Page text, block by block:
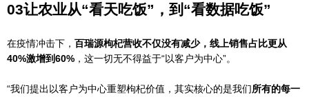
03让农业从“看天吃饭”，到“看数据吃饭”
在疫情冲击下， 百瑞源枸杞营收不仅没有减少，线上销售占比更从
40%激增到60% ，这一切无不得益于“以客户为中心”。
“我们提出以客户为中心重塑枸杞价值，其实核心的是我们所有的每一